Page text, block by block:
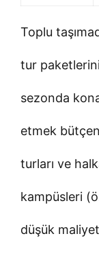
Toplu
tur
sezonda
etmek
turları ve
kampüsleri
düşük